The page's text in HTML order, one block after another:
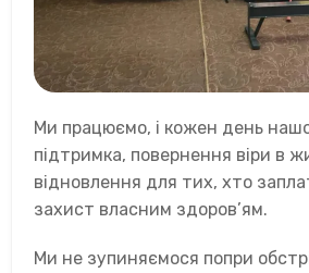
Ми працюємо, і кожен день
підтримка, повернення віри в
відновлення для тих, хто
захист власним здоров’ям.
Ми не зупиняємося попри